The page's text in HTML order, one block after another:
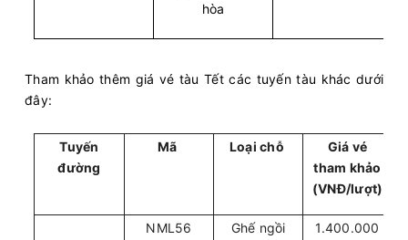
hòa
Tham khảo thêm giá vé tàu Tết các tuyến tàu khác dưới
đây:
Tuyến
đường
Mã Loại chỗ
Giá vé
tham khảo
(VNĐ/lượt)
NML56
Ghế ngồi
1.400.000